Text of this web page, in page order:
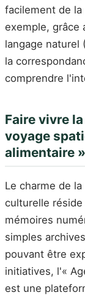
facilement de
exemple, grâce
langage naturel
la
comprendre
Faire vivre
voyage
alimentaire »
Le charme de
culturelle réside
mémoires
simples
pouvant être
initiatives, l'«
est une